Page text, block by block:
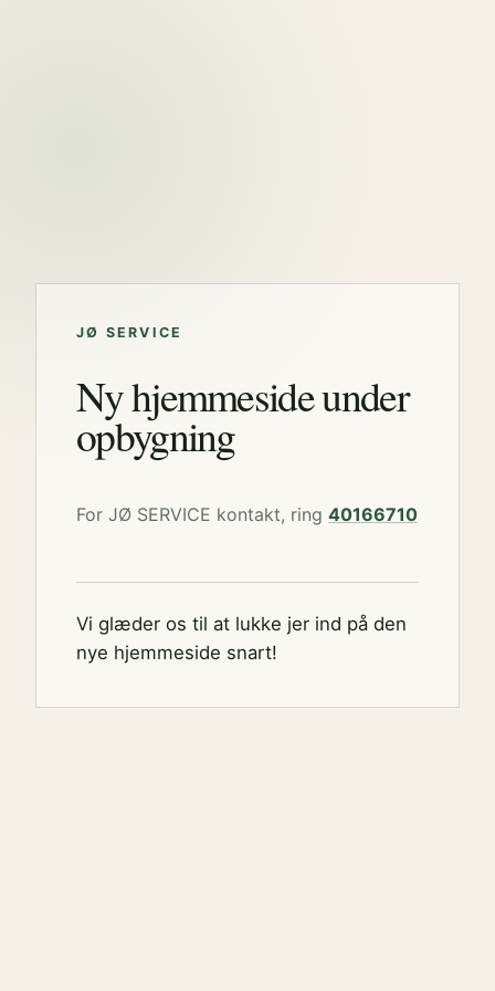
JØ SERVICE
Ny hjemmeside under
opbygning
For JØ SERVICE kontakt, ring 40166710
Vi glæder os til at lukke jer ind på den
nye hjemmeside snart!